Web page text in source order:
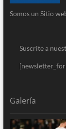
Somos un Sitio
Suscrite a
Galería